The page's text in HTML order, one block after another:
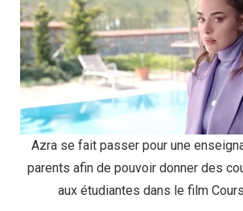
Azra se fait passer pour une
parents afin de pouvoir donner des
aux étudiantes dans le film